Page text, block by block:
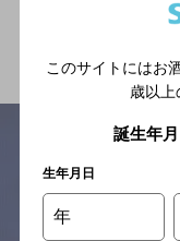
サイトマ
このサイトにはお
歳以上
誕生年
生年月日
年